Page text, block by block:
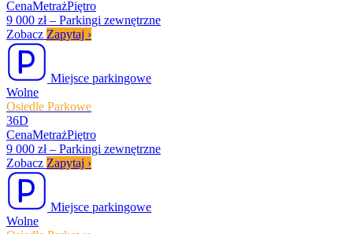
CenaMetrażPiętro
9 000 zł – Parkingi zewnętrzne
Zobacz Zapytaj ›
Miejsce parkingowe
Wolne
Osiedle Parkowe
36D
CenaMetrażPiętro
9 000 zł – Parkingi zewnętrzne
Zobacz Zapytaj ›
Miejsce parkingowe
Wolne